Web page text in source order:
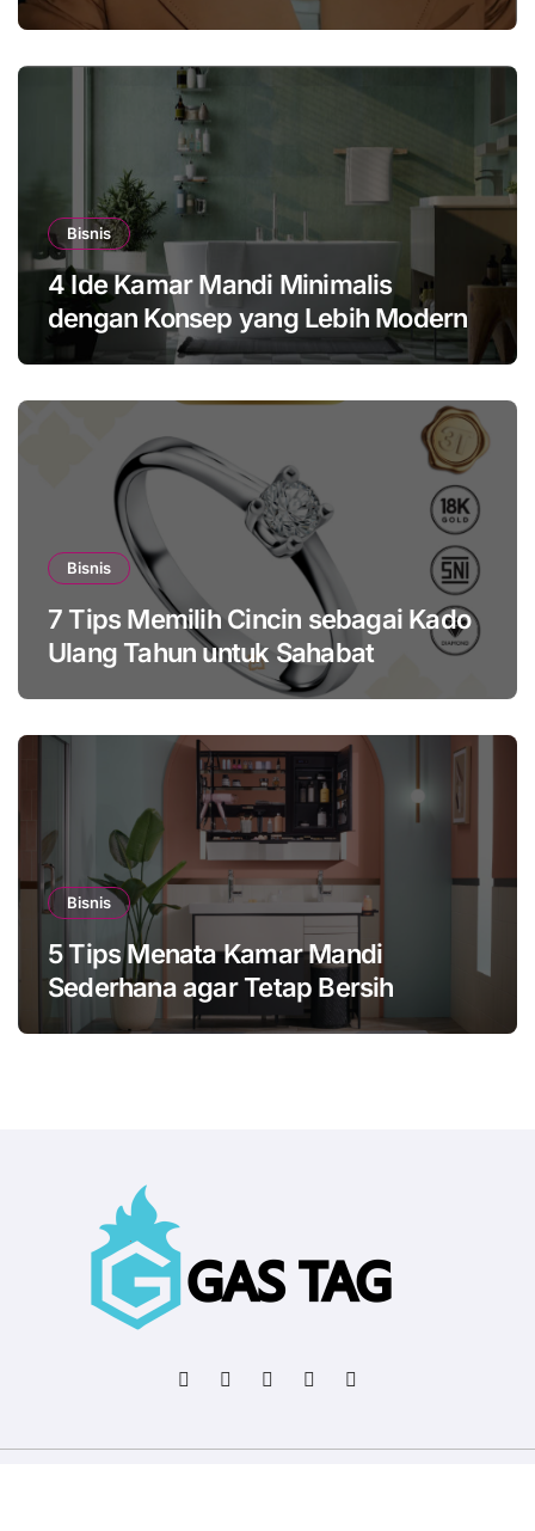
Bisnis
4 Ide Kamar Mandi Minimalis
dengan Konsep yang Lebih Modern
Bisnis
7 Tips Memilih Cincin sebagai Kado
Ulang Tahun untuk Sahabat
Bisnis
5 Tips Menata Kamar Mandi
Sederhana agar Tetap Bersih